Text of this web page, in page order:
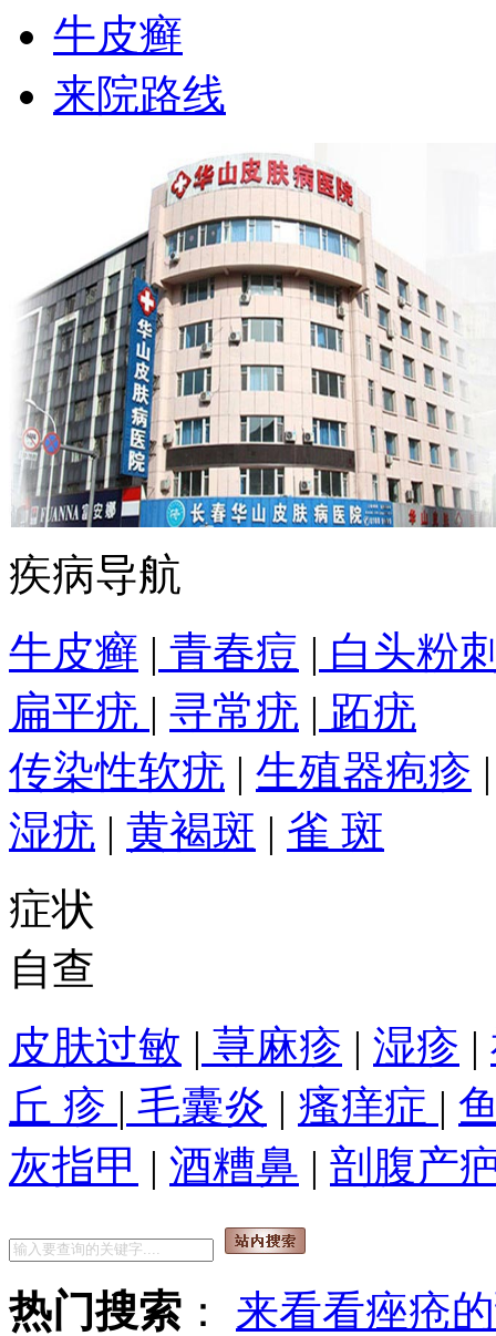
牛皮癣
来院路线
疾病导航
牛皮癣 | 青春痘 | 白头粉
扁平疣 | 寻常疣 | 跖疣
传染性软疣 | 生殖器疱疹
湿疣 | 黄褐斑 | 雀 斑
症状
自查
皮肤过敏 | 荨麻疹 | 湿疹 |
丘 疹 | 毛囊炎 | 瘙痒症 |
灰指甲 | 酒糟鼻 | 剖腹产
热门搜索 ： 来看看痤疮